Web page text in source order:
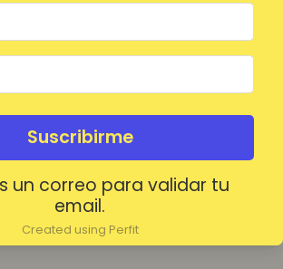
Suscribirme
un correo para validar tu
email.
Created using Perfit